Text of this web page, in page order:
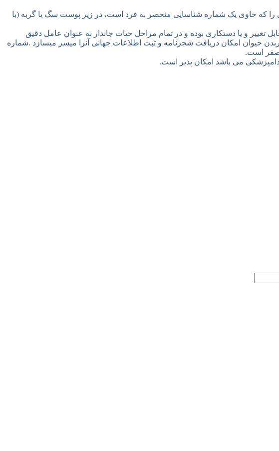
که حاوی یک شماره شناسایی منحصر به فرد است، در زیر پوست سگ یا گربه (با
كدها غیر قابل تغییر و یا دستکاری بوده و در تمام مراحل حیات جاندار به عنوان عامل دقیق
حیوان امکان دریافت شجرنامه و ثبت اطلاعات جهانی آنرا میسر میسازد .شماره
صفر است.
می باشد امکان پذیر است.